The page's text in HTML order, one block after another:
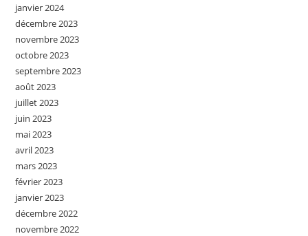
janvier 2024
décembre 2023
novembre 2023
octobre 2023
septembre 2023
août 2023
juillet 2023
juin 2023
mai 2023
avril 2023
mars 2023
février 2023
janvier 2023
décembre 2022
novembre 2022